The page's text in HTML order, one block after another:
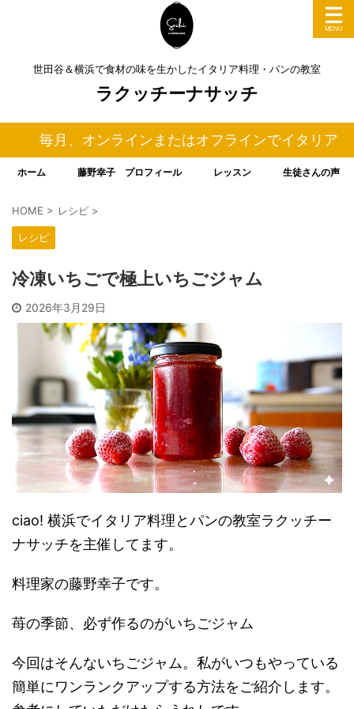
世田谷＆横浜で食材の味を生かしたイタリア料理・パンの教室
ラクッチーナサッチ
、オンラインまたはオフラインでイタリア料理＆パ
ホーム 藤野幸子 プロフィール レッスン 生徒さんの声
HOME > レシピ >
レシピ
冷凍いちごで極上いちごジャム
2026年3月29日
ciao! 横浜でイタリア料理とパンの教室ラクッチー
ナサッチを主催してます。
料理家の藤野幸子です。
苺の季節、必ず作るのがいちごジャム
今回はそんないちごジャム。私がいつもやっている
簡単にワンランクアップする方法をご紹介します。